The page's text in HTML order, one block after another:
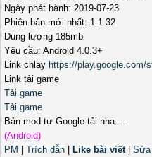
Ngày phát hành: 2019-07-23
Phiên bản mới nhất: 1.1.32
Dung lượng 185mb
Yêu cầu: Android 4.0.3+
Link chlay https://play.google.com/
Link tải game
Tải game
Tải game
Bản mod tự Google tải nha.....
(Android)
PM
Trích dẫn Like bài viết Sửa